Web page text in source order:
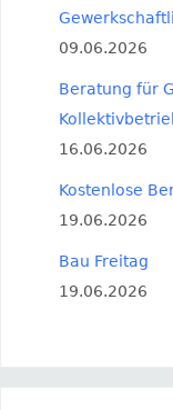
09.06.2026
Beratung für
16.06.2026
Kostenlose
19.06.2026
Bau Freitag
19.06.2026